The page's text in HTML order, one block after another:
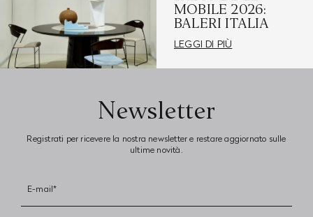
MOBILE 2026:
BALERI ITALIA
LEGGI DI PIÙ
Newsletter
Registrati per ricevere la nostra newsletter e restare aggiornato sulle
ultime novità.
E-mail*